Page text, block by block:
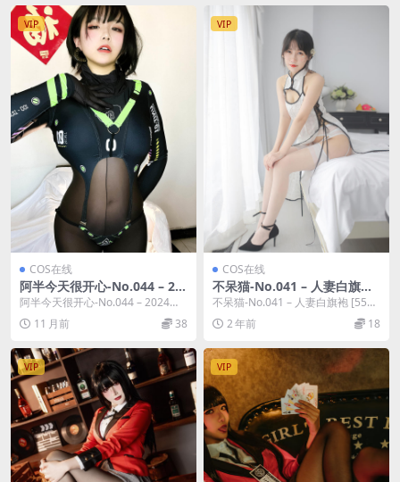
VIP
COS在线
阿半今天很开心-No.044 – 20
24年01月奖励 [65P]
阿半今天很开心-No.044 – 2024年0
1月奖励 [65P]，阿半今天很开...
11 月前 38
VIP
COS在线
不呆猫-No.041 – 人妻白旗袍
[55P]
不呆猫-No.041 – 人妻白旗袍 [55
P]，不呆猫在线作品导航：不呆猫
套图...2 年前 18
VIP VIP